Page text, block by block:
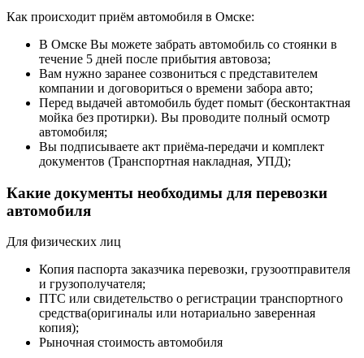
Как происходит приём автомобиля в Омске:
В Омске Вы можете забрать автомобиль со стоянки в
течение 5 дней после прибытия автовоза;
Вам нужно заранее созвониться с представителем
компании и договориться о времени забора авто;
Перед выдачей автомобиль будет помыт (бесконтактная
мойка без протирки). Вы проводите полный осмотр
автомобиля;
Вы подписываете акт приёма-передачи и комплект
документов (Транспортная накладная, УПД);
Какие документы необходимы для перевозки
автомобиля
Для физических лиц
Копия паспорта заказчика перевозки, грузоотправителя
и грузополучателя;
ПТС или свидетельство о регистрации транспортного
средства(оригиналы или нотариально заверенная
копия);
Рыночная стоимость автомобиля